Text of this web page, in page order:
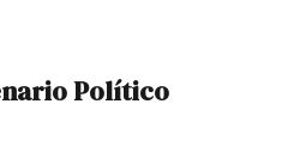
Político